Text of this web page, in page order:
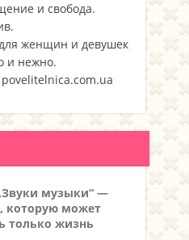
и свобода.
женщин и девушек
и нежно.
музыки“ —
которую может
только жизнь